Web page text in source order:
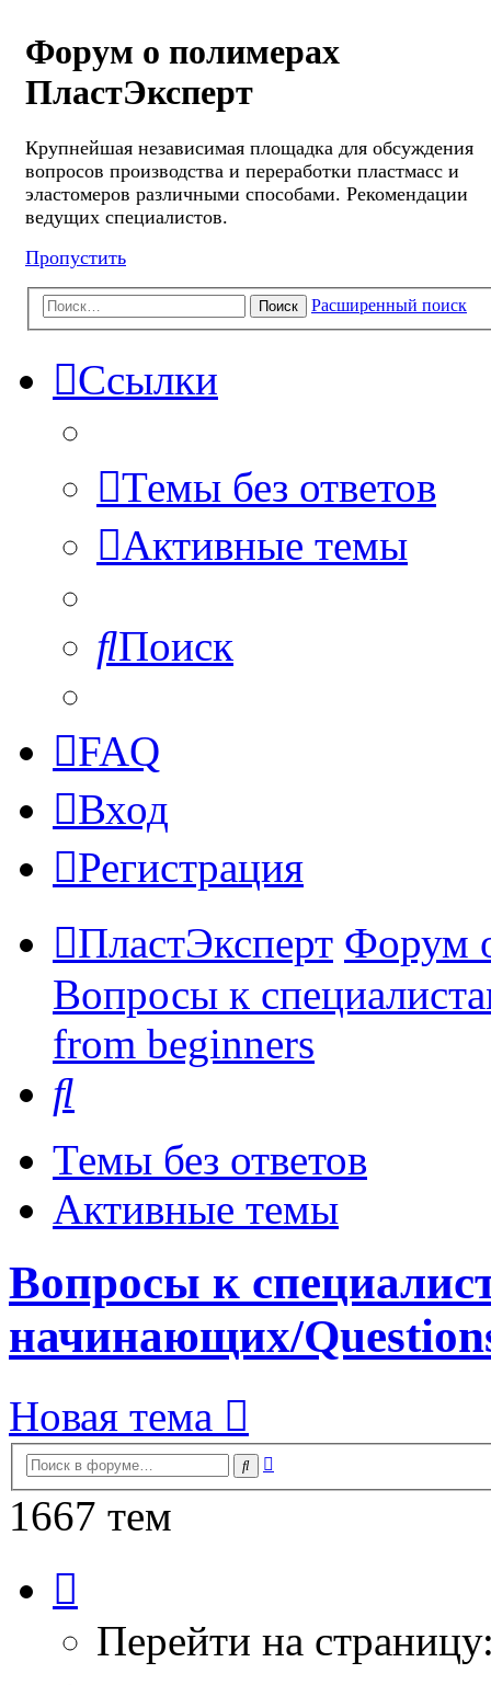
Форум о полимерах
ПластЭксперт
Крупнейшая независимая площадка для обсуждения
вопросов производства и переработки пластмасс и
эластомеров различными способами. Рекомендации
ведущих специалистов.
Пропустить
Поиск Расширенный поиск
Ссылки
Темы без ответов
Активные темы
Поиск
FAQ
Вход
Регистрация
ПластЭксперт Форум
Вопросы к
from beginners
Темы без ответов
Активные темы
Вопросы к
начинающих/
Новая тема
Поиск
1667 тем
из
Перейти на